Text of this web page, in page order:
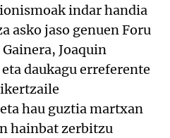
indar handia
asko jaso genuen Foru
Joaquin
daukagu erreferente
hau guztia martxan
hainbat zerbitzu